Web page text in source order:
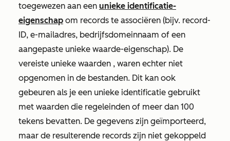
toegewezen aan een unieke identificatie-
eigenschap om records te associëren (bijv. record-
ID, e-mailadres, bedrijfsdomeinnaam of een
aangepaste unieke waarde-eigenschap). De
vereiste unieke waarden , waren echter niet
opgenomen in de bestanden. Dit kan ook
gebeuren als je een unieke identificatie gebruikt
met waarden die regeleinden of meer dan 100
tekens bevatten. De gegevens zijn geïmporteerd,
maar de resulterende records zijn niet gekoppeld